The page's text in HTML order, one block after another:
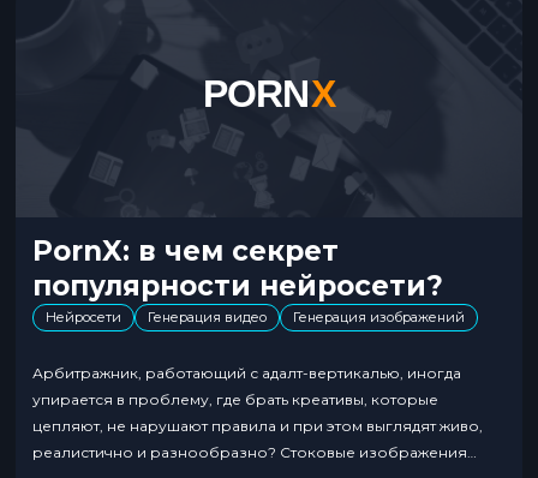
PornX: в чем секрет
популярности нейросети?
Нейросети Генерация видео Генерация изображений
Арбитражник, работающий с адалт-вертикалью, иногда
упирается в проблему, где брать креативы, которые
цепляют, не нарушают правила и при этом выглядят живо,
реалистично и разнообразно? Стоковые изображения